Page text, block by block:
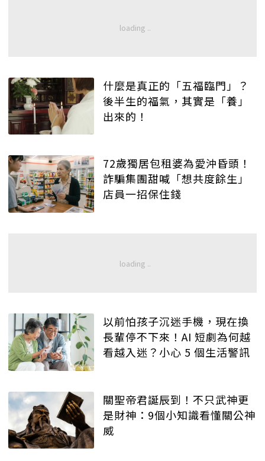
什麼是真正的「五福臨門」？
後半生的福氣，其實是「養」
出來的！
72歲獨居包租婆為愛沖昏頭！
詐騙集團甜喊「想共度餘生」
店員一招保住錢
以前怕孩子沉迷手機，現在換
長輩停不下來！AI 短劇為何越
看越入迷？小心 5 個生活警訊
關聖帝君誕辰到！不只武神更
是財神：9個小知識看懂關公神
威